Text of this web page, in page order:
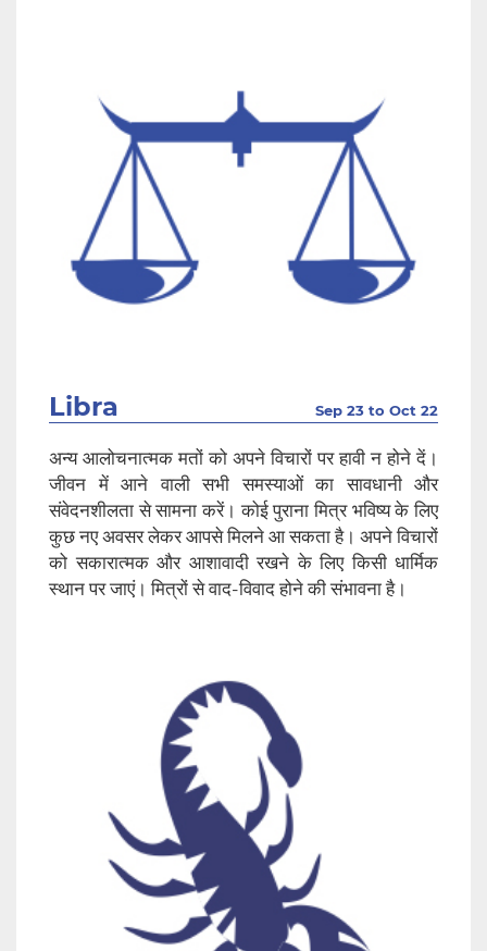
Libra Sep 23 to Oct 22
अन्य आलोचनात्मक मतों को अपने विचारों पर हावी न होने दें।
जीवन में आने वाली सभी समस्याओं का सावधानी और
संवेदनशीलता से सामना करें। कोई पुराना मित्र भविष्य के लिए
कुछ नए अवसर लेकर आपसे मिलने आ सकता है। अपने विचारों
को सकारात्मक और आशावादी रखने के लिए किसी धार्मिक
स्थान पर जाएं। मित्रों से वाद-विवाद होने की संभावना है।